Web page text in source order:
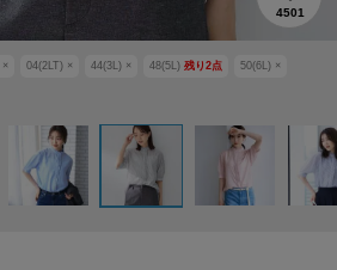
× 04(2LT) × 44(3L) × 48(5L) 残り 2点 50(6L) ×
4501